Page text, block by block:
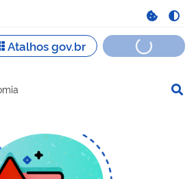
de navegação